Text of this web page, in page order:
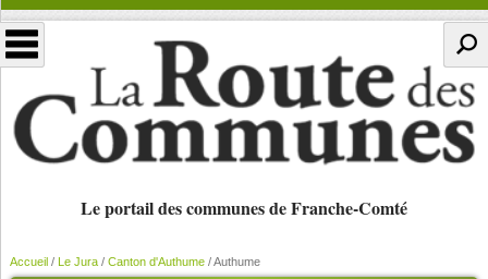
Le portail des communes de Franche-Comté
Accueil/ Le Jura/ Canton d'Authume/Authume